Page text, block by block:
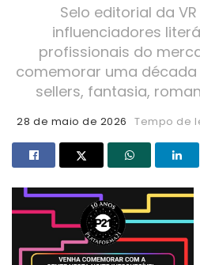
Selo editorial da
influenciadores
profissionais do
comemorar uma
sellers, fantasia,
28 de maio de 2026 Tempo de